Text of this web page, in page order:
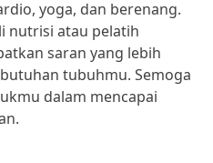
yoga, dan berenang.
nutrisi atau pelatih
saran yang lebih
tubuhmu. Semoga
dalam mencapai